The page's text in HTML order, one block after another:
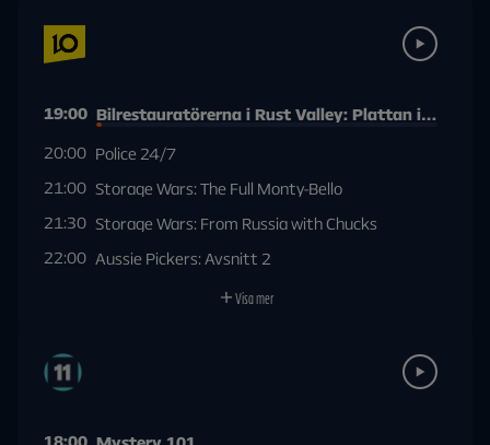
19:00 Bilrestauratörerna i Rust Valley: Plattan i mattan
20:00 Police 24/7
21:00 Storage Wars: The Full Monty-Bello
21:30 Storage Wars: From Russia with Chucks
22:00 Aussie Pickers: Avsnitt 2
Visa mer
18:00